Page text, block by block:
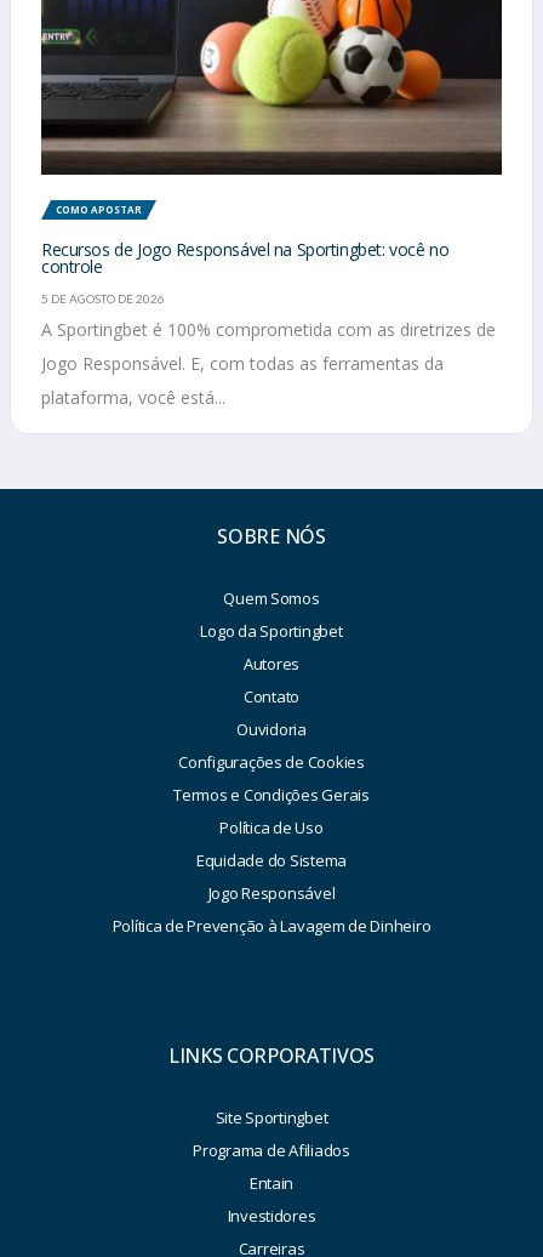
COMO APOSTAR
Recursos de Jogo Responsável na Sportingbet: você no
controle
5 DE AGOSTO DE 2026
A Sportingbet é 100% comprometida com as diretrizes de
Jogo Responsável. E, com todas as ferramentas da
plataforma, você está...
SOBRE NÓS
Quem Somos
Logo da Sportingbet
Autores
Contato
Ouvidoria
Configurações de Cookies
Termos e Condições Gerais
Política de Uso
Equidade do Sistema
Jogo Responsável
Política de Prevenção à Lavagem de Dinheiro
LINKS CORPORATIVOS
Site Sportingbet
Programa de Afiliados
Entain
Investidores
Carreiras